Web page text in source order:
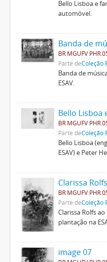
Bello Lisboa e
automóvel.
Banda de
BR MGUFV
Parte deColeção
Banda de
ESAV.
Bello Lisboa
BR MGUFV
Parte deColeção
Bello Lisboa
ESAV) e Peter
BR MGUFV
Parte deColeção
Clarissa Rolfs
plantação na
image 07